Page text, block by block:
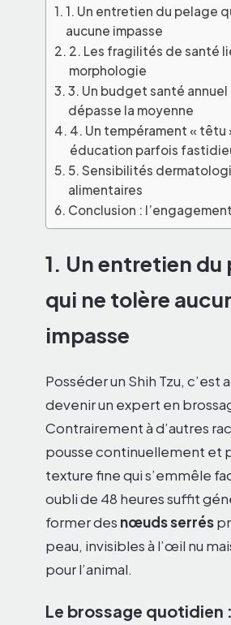
1. Un entretien du pelage
aucune impasse
2. Les fragilités de santé
morphologie
3. Un budget santé annuel
dépasse la moyenne
4. Un tempérament « têtu
éducation parfois
5. Sensibilités
alimentaires
Conclusion :
1. Un entretien du
qui ne tolère
impasse
Posséder un Shih Tzu,
devenir un expert en
Contrairement à d’autres
pousse continuellement et
texture fine qui s’emmêle
oubli de 48 heures suffit
former des nœuds serrés
peau, invisibles à l’œil nu
pour l’animal.
Le brossage quotidien